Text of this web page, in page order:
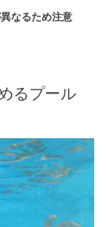
なるため注意
るプール